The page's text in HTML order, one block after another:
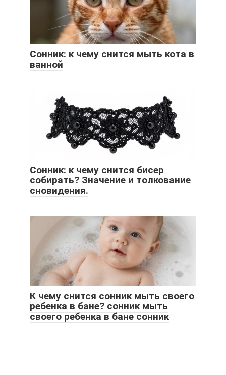
Сонник: к чему снится мыть кота в
ванной
Сонник: к чему снится бисер
собирать? Значение и толкование
сновидения.
К чему снится сонник мыть своего
ребенка в бане? сонник мыть
своего ребенка в бане сонник